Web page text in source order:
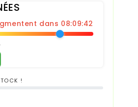
dans 08:09:40
!